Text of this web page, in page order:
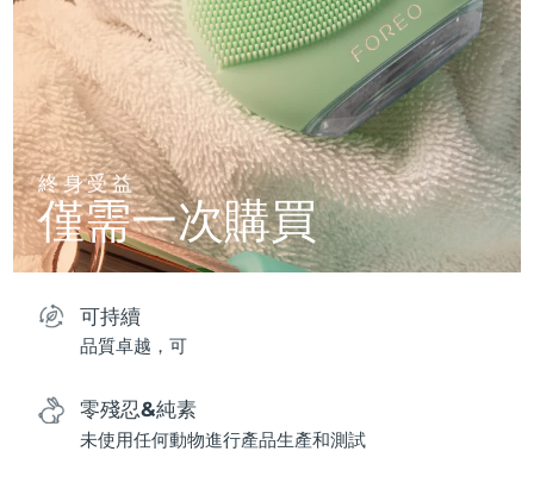
終身受益
僅需一次購買
可持續
品質卓越，可
零殘忍&純素
未使用任何動物進行產品生產和測試